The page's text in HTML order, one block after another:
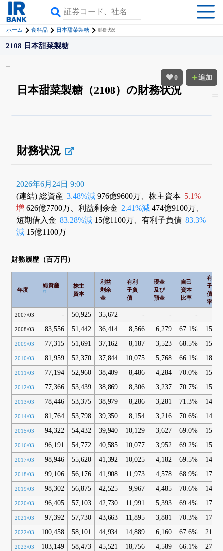
ホーム 食料品 日本甜菜製糖 財務状況
0 追加
2108 日本甜菜製糖
日本甜菜製糖（2108）の財務状況
登録すると永久30%OFFと米株版の先行利用も付きます
財務状況
2026年6月24日 9:00
(連結) 総資産 3.48%減 976億9600万、株主資本 5.1%
増 626億7700万、利益剰余金 2.41%減 474億9100万、
短期借入金 83.28%減 15億1100万、有利子負債 83.3%
減 15億1100万
財務履歴（百万円）
年度
総資産
#1
株主
資本
利益
剰余
金
有利
子負
債
現金
及び
預金
自己
資本
比率
有利
子負
債比
率
2007/03 - 50,925 35,672 - - -
2008/03 83,556 51,442 36,414 8,566 6,279 67.1% 15.3%
2009/03 77,315 51,691 37,162 8,187 3,523 68.5% 15.5%
2010/03 81,959 52,370 37,844 10,075 5,768 66.1% 18.6%
2011/03 77,194 52,960 38,409 8,486 4,284 70.0% 15.7%
2012/03 77,366 53,439 38,869 8,306 3,237 70.7% 15.2%
2013/03 78,446 53,375 38,979 8,286 3,281 71.3% 14.8%
2014/03 81,764 53,798 39,350 8,154 3,216 70.6% 14.1%
2015/03 94,322 54,432 39,940 10,129 3,627 69.0% 15.6%
2016/03 96,191 54,772 40,585 10,077 3,952 69.2% 15.1%
2017/03 98,946 55,620 41,392 10,025 4,182 69.5% 14.6%
2018/03 99,106 56,176 41,908 11,973 4,578 68.9% 17.5%
2019/03 98,302 56,875 42,525 9,967 4,485 70.6% 14.4%
2020/03 96,405 57,103 42,730 11,991 5,393 69.4% 17.9%
2021/03 97,392 57,730 43,663 11,895 3,881 70.3% 17.4%
2022/03 100,458 58,101 44,934 14,889 6,160 67.6% 21.9%
2023/03 103,149 58,473 45,521 18,756 4,589 66.1% 27.5%